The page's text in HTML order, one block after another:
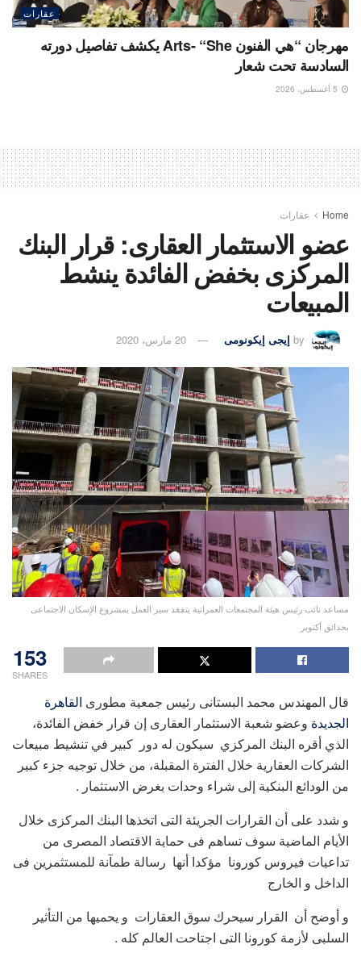
عقارات
مهرجان “هي الفنون Arts- “She يكشف تفاصيل دورته
السادسة تحت شعار
Home عقارات
عضو الاستثمار العقارى: قرار البنك
المركزى بخفض الفائدة ينشط
المبيعات
by إيجى إيكونومى 20 مارس، 2020
مساعد نائب رئيس هيئة المجتمعات العمرانية يتفقد سير العمل بمشروع الإسكان الاجتماعى
بحدائق أكتوبر
153
SHARES
قال المهندس محمد البستانى رئيس جمعية مطورى القاهرة
الجديدة وعضو شعبة الاستثمار العقارى إن قرار خفض الفائدة،
الذي أقره البنك المركزي سيكون له دور كبير في تنشيط مبيعات
الشركات العقارية خلال الفترة المقبلة، من خلال توجيه جزء كبير
من الودائع البنكية إلى شراء وحدات بغرض الاستثمار .
و شدد على أن القرارات الجريئة التى اتخذها البنك المركزى خلال
الأيام الماضية سوف تساهم فى حماية الاقتصاد المصرى من
تداعيات فيروس كورونا مؤكدا أنها رسالة طمآنة للمستثمرين فى
الداخل و الخارج
و أوضح أن القرار سيحرك سوق العقارات و يحميها من التأثير
السلبى لأزمة كورونا التى اجتاحت العالم كله .